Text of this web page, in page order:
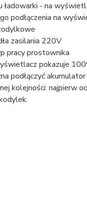
ładowarki - na
podłączenia na
zasilania 220V
pracy prostownika
pokazuje
podłączyć
kolejności: najpierw